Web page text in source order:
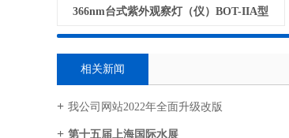
366nm台式紫外观察灯（仪）BOT-IIA型
相关新闻
我公司网站2022年全面升级改版
第十五届上海国际水展